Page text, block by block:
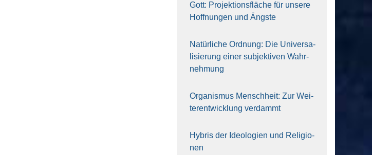
Gott: Pro­jek­ti­ons­flä­che für unse­re
Hoff­nun­gen und Ängs­te
Natür­li­che Ord­nung: Die Uni­ver­sa­
li­sie­rung einer sub­jek­ti­ven Wahr­
neh­mung
Orga­nis­mus Mensch­heit: Zur Wei­
ter­ent­wick­lung ver­dammt
Hybris der Ideo­lo­gien und Reli­gio­
nen